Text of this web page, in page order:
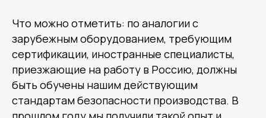
Что можно отметить: по аналогии с
зарубежным оборудованием, требующим
сертификации, иностранные специалисты,
приезжающие на работу в Россию, должны
быть обучены нашим действующим
стандартам безопасности производства. В
Сертификация
и стандартизация